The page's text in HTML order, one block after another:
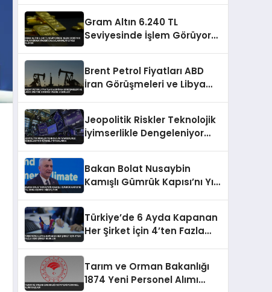
Gram Altın 6.240 TL
Seviyesinde İşlem Görüyor
Brent Petrol Fiyatları ABD
İran Görüşmeleri ve Libya
Jeopolitik Riskler Teknolojik
İyimserlikle Dengeleniyor
Bakan Bolat Nusaybin
Kamışlı Gümrük Kapısı’nı Yıl
Türkiye’de 6 Ayda Kapanan
Her Şirket İçin 4’ten Fazla
Tarım ve Orman Bakanlığı
1874 Yeni Personel Alımı